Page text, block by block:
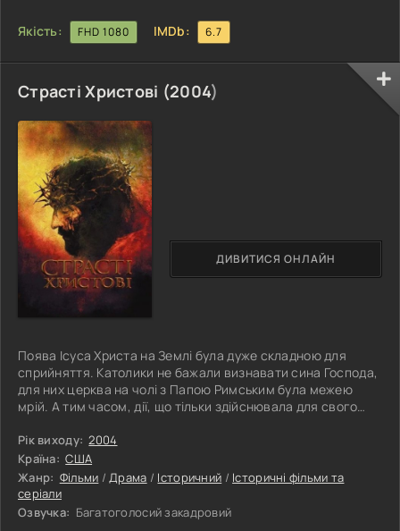
Якість: FHD 1080 IMDb: 6.7
Страсті Христові (2004)
Поява Ісуса Христа на Землі була дуже складною для
сприйняття. Католики не бажали визнавати сина Господа,
для них церква на чолі з Папою Римським була межею
мрій. А тим часом, дії, що тільки здійснювала для свого
потрібними. Лікування від усіх хвороб, відновлення віри,
відмова від багатств, все це просувала молода людина, і
за все це зазнала в підсумку жахливого покарання. Фільм
Страсті Христові, це свого роду занурення в минуле,
всього дванадцять
Рік виходу: 2004
Країна: США
Жанр: Фільми /Драма / Історичний / Історичні фільми та
серіали
Озвучка: Багатоголосий закадровий
ДИВИТИСЯ ОНЛАЙН